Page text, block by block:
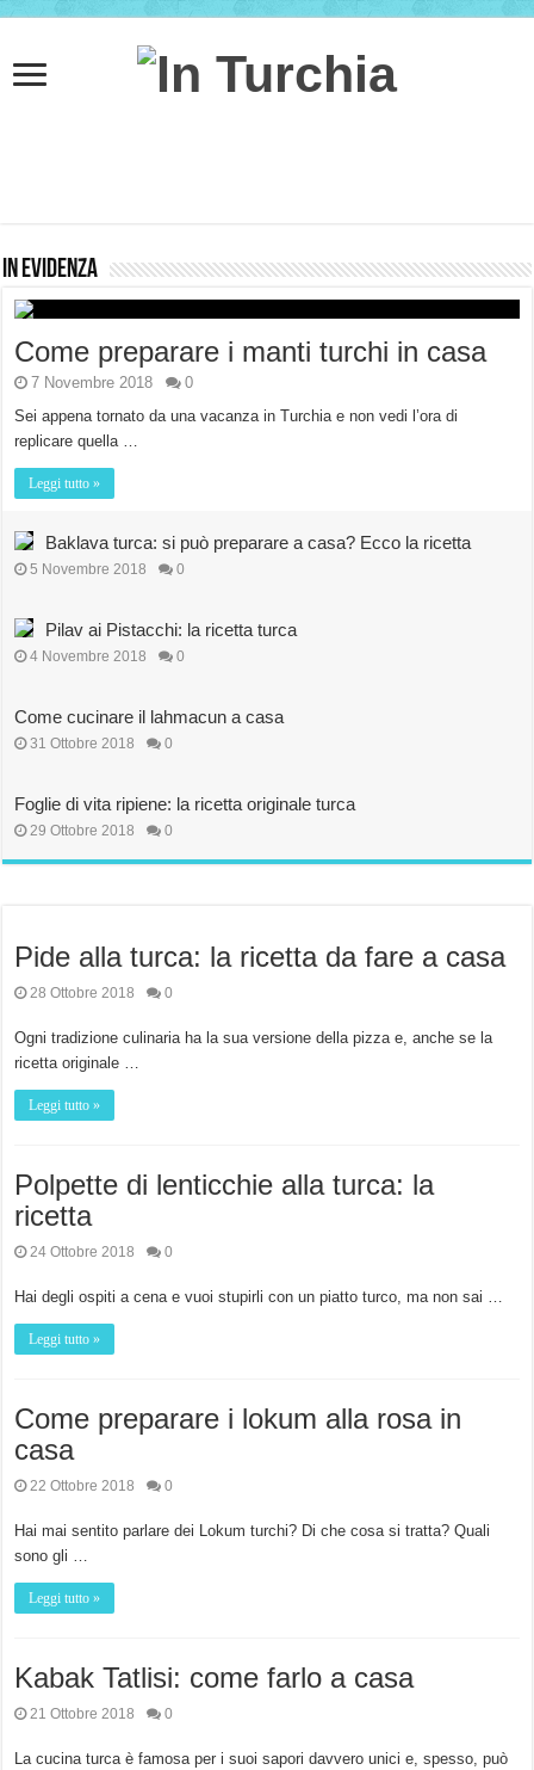
In Evidenza
Come preparare i manti turchi in casa
7 Novembre 2018
0
Sei appena tornato da una vacanza in Turchia e non vedi l’ora di
replicare quella …
Leggi tutto »
Baklava turca: si può preparare a casa? Ecco la ricetta
5 Novembre 2018 0
Pilav ai Pistacchi: la ricetta turca
4 Novembre 2018 0
Come cucinare il lahmacun a casa
31 Ottobre 2018 0
Foglie di vita ripiene: la ricetta originale turca
29 Ottobre 2018 0
Pide alla turca: la ricetta da fare a casa
28 Ottobre 2018 0
Ogni tradizione culinaria ha la sua versione della pizza e, anche se la
ricetta originale …
Leggi tutto »
Polpette di lenticchie alla turca: la
ricetta
24 Ottobre 2018 0
Hai degli ospiti a cena e vuoi stupirli con un piatto turco, ma non sai …
Leggi tutto »
Come preparare i lokum alla rosa in
casa
22 Ottobre 2018 0
Hai mai sentito parlare dei Lokum turchi? Di che cosa si tratta? Quali
sono gli …
Leggi tutto »
Kabak Tatlisi: come farlo a casa
21 Ottobre 2018 0
La cucina turca è famosa per i suoi sapori davvero unici e, spesso, può